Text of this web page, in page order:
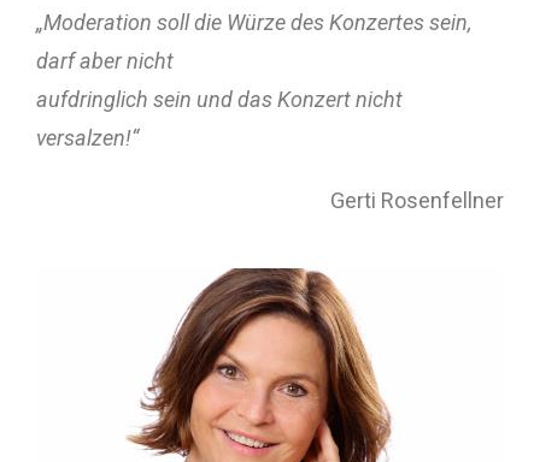
„Moderation soll die Würze des Konzertes sein,
darf aber nicht
aufdringlich sein und das Konzert nicht
versalzen!“
Gerti Rosenfellner